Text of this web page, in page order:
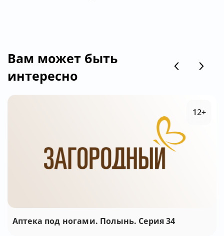
Вам может быть
интересно
Аптека под ногами. Полынь. Серия 34
12+